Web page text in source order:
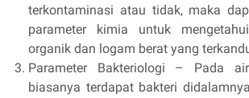
terkontaminasi atau tidak, maka
parameter kimia untuk
organik dan logam berat yang
Parameter Bakteriologi – Pada
biasanya terdapat bakteri